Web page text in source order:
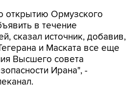
открытию Ормузского
в течение
сказал источник, добавив,
и Маската все еще
Высшего совета
Ирана", -